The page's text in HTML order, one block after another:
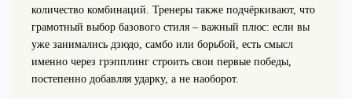
количество комбинаций. Тренеры также подчёркивают, что
грамотный выбор базового стиля – важный плюс: если вы
уже занимались дзюдо, самбо или борьбой, есть смысл
именно через грэпплинг строить свои первые победы,
постепенно добавляя ударку, а не наоборот.